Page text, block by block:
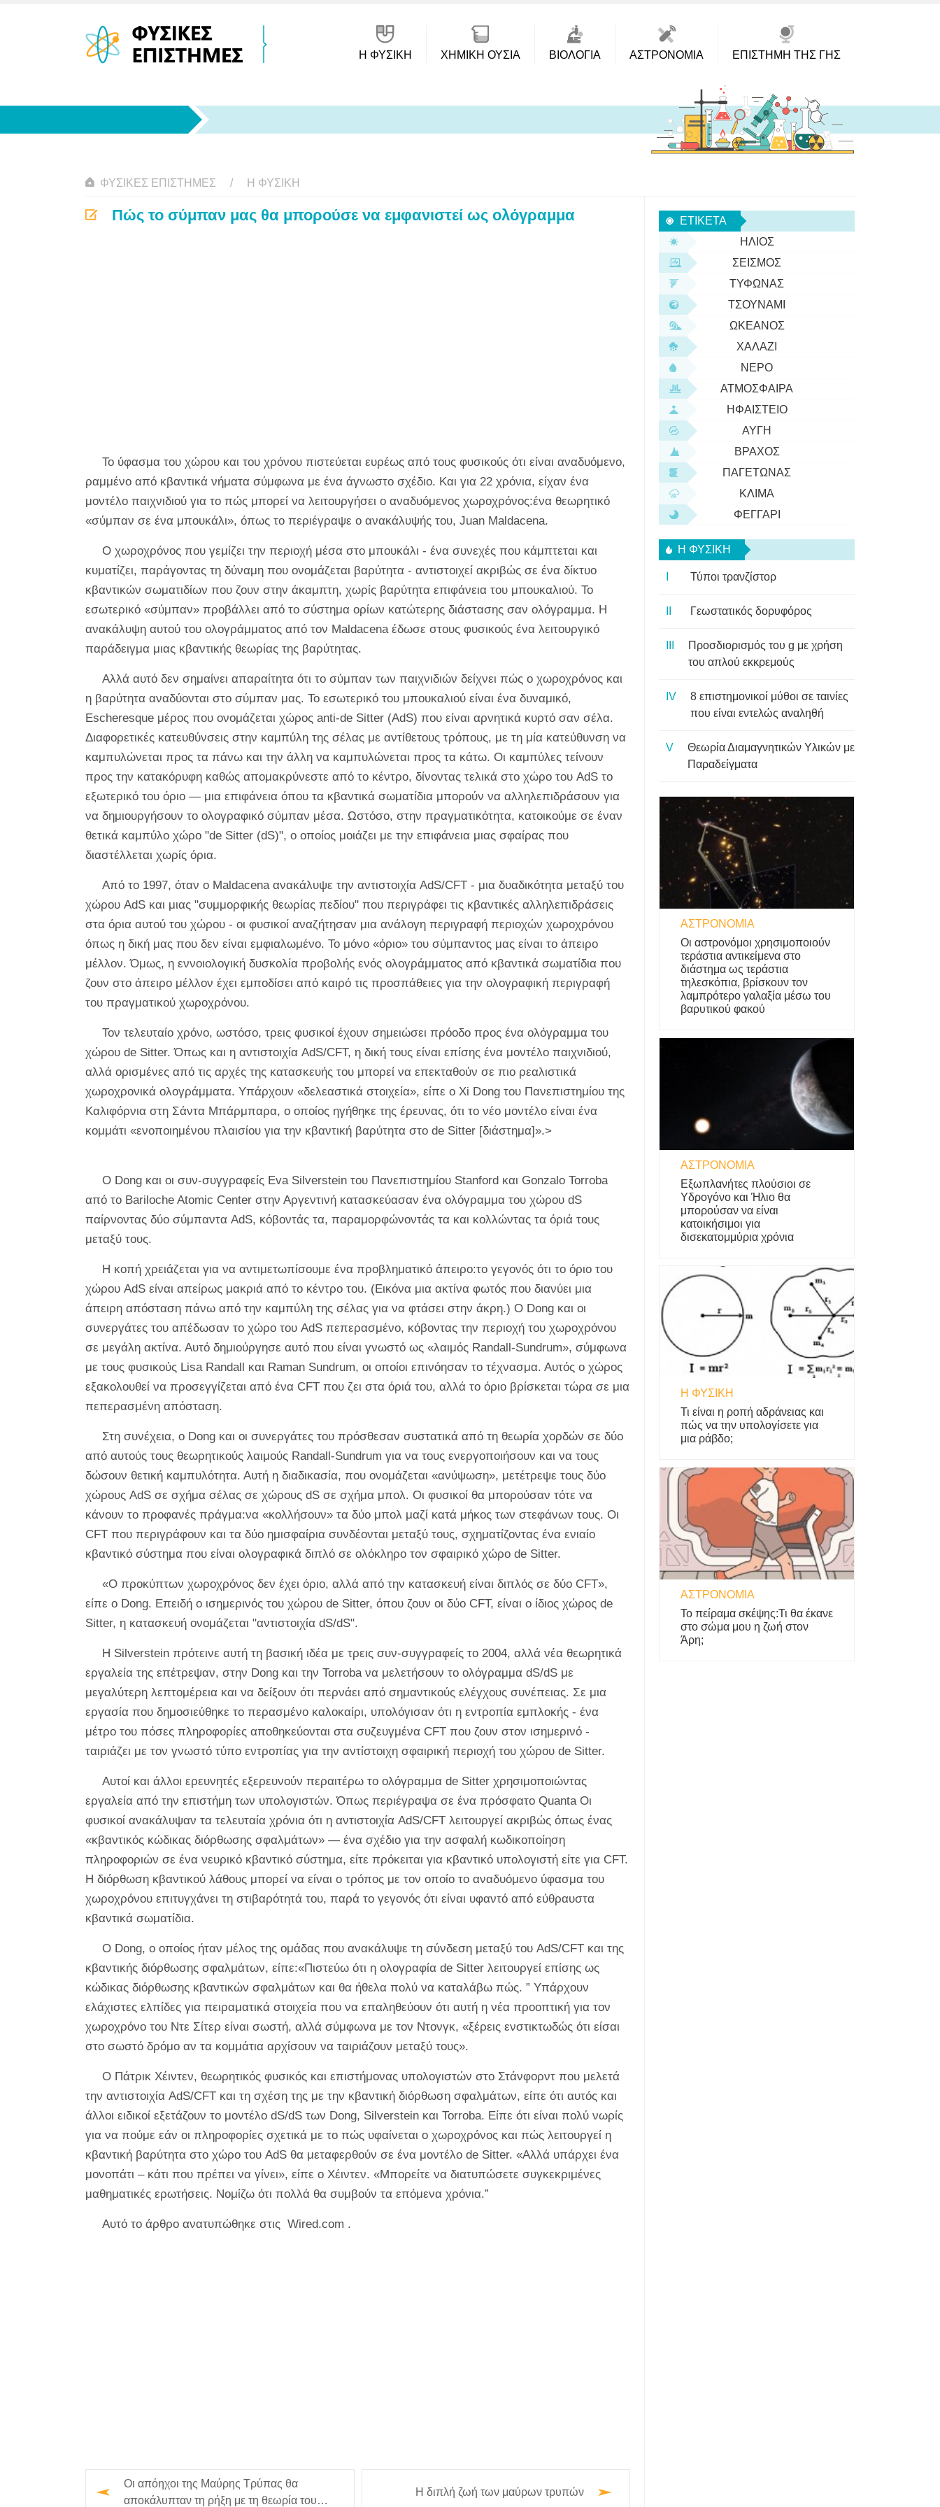
Η ΦΥΣΙΚΗ ΧΗΜΙΚΉ ΟΥΣΊΑ ΒΙΟΛΟΓΊΑ ΑΣΤΡΟΝΟΜΊΑ ΕΠΙΣΤΉΜΗ ΤΗΣ ΓΗΣ
ΦΥΣΙΚΈΣ ΕΠΙΣΤΉΜΕΣ Η ΦΥΣΙΚΗ
Πώς το σύμπαν μας θα μπορούσε να εμφανιστεί ως ολόγραμμα
Το ύφασμα του χώρου και του χρόνου πιστεύεται ευρέως από τους φυσικούς ότι είναι αναδυόμενο,
ραμμένο από κβαντικά νήματα σύμφωνα με ένα άγνωστο σχέδιο. Και για 22 χρόνια, είχαν ένα
μοντέλο παιχνιδιού για το πώς μπορεί να λειτουργήσει ο αναδυόμενος χωροχρόνος:ένα θεωρητικό
«σύμπαν σε ένα μπουκάλι», όπως το περιέγραψε ο ανακάλυψής του, Juan Maldacena.
Ο χωροχρόνος που γεμίζει την περιοχή μέσα στο μπουκάλι - ένα συνεχές που κάμπτεται και
κυματίζει, παράγοντας τη δύναμη που ονομάζεται βαρύτητα - αντιστοιχεί ακριβώς σε ένα δίκτυο
κβαντικών σωματιδίων που ζουν στην άκαμπτη, χωρίς βαρύτητα επιφάνεια του μπουκαλιού. Το
εσωτερικό «σύμπαν» προβάλλει από το σύστημα ορίων κατώτερης διάστασης σαν ολόγραμμα. Η
ανακάλυψη αυτού του ολογράμματος από τον Maldacena έδωσε στους φυσικούς ένα λειτουργικό
παράδειγμα μιας κβαντικής θεωρίας της βαρύτητας.
Αλλά αυτό δεν σημαίνει απαραίτητα ότι το σύμπαν των παιχνιδιών δείχνει πώς ο χωροχρόνος και
η βαρύτητα αναδύονται στο σύμπαν μας. Το εσωτερικό του μπουκαλιού είναι ένα δυναμικό,
Escheresque μέρος που ονομάζεται χώρος anti-de Sitter (AdS) που είναι αρνητικά κυρτό σαν σέλα.
Διαφορετικές κατευθύνσεις στην καμπύλη της σέλας με αντίθετους τρόπους, με τη μία κατεύθυνση να
καμπυλώνεται προς τα πάνω και την άλλη να καμπυλώνεται προς τα κάτω. Οι καμπύλες τείνουν
προς την κατακόρυφη καθώς απομακρύνεστε από το κέντρο, δίνοντας τελικά στο χώρο του AdS το
εξωτερικό του όριο — μια επιφάνεια όπου τα κβαντικά σωματίδια μπορούν να αλληλεπιδράσουν για
να δημιουργήσουν το ολογραφικό σύμπαν μέσα. Ωστόσο, στην πραγματικότητα, κατοικούμε σε έναν
θετικά καμπύλο χώρο "de Sitter (dS)", ο οποίος μοιάζει με την επιφάνεια μιας σφαίρας που
διαστέλλεται χωρίς όρια.
Από το 1997, όταν ο Maldacena ανακάλυψε την αντιστοιχία AdS/CFT - μια δυαδικότητα μεταξύ του
χώρου AdS και μιας "συμμορφικής θεωρίας πεδίου" που περιγράφει τις κβαντικές αλληλεπιδράσεις
στα όρια αυτού του χώρου - οι φυσικοί αναζήτησαν μια ανάλογη περιγραφή περιοχών χωροχρόνου
όπως η δική μας που δεν είναι εμφιαλωμένο. Το μόνο «όριο» του σύμπαντος μας είναι το άπειρο
μέλλον. Όμως, η εννοιολογική δυσκολία προβολής ενός ολογράμματος από κβαντικά σωματίδια που
ζουν στο άπειρο μέλλον έχει εμποδίσει από καιρό τις προσπάθειες για την ολογραφική περιγραφή
του πραγματικού χωροχρόνου.
Τον τελευταίο χρόνο, ωστόσο, τρεις φυσικοί έχουν σημειώσει πρόοδο προς ένα ολόγραμμα του
χώρου de Sitter. Όπως και η αντιστοιχία AdS/CFT, η δική τους είναι επίσης ένα μοντέλο παιχνιδιού,
αλλά ορισμένες από τις αρχές της κατασκευής του μπορεί να επεκταθούν σε πιο ρεαλιστικά
χωροχρονικά ολογράμματα. Υπάρχουν «δελεαστικά στοιχεία», είπε ο Xi Dong του Πανεπιστημίου της
Καλιφόρνια στη Σάντα Μπάρμπαρα, ο οποίος ηγήθηκε της έρευνας, ότι το νέο μοντέλο είναι ένα
κομμάτι «ενοποιημένου πλαισίου για την κβαντική βαρύτητα στο de Sitter [διάστημα]».>
Ο Dong και οι συν-συγγραφείς Eva Silverstein του Πανεπιστημίου Stanford και Gonzalo Torroba
από το Bariloche Atomic Center στην Αργεντινή κατασκεύασαν ένα ολόγραμμα του χώρου dS
παίρνοντας δύο σύμπαντα AdS, κόβοντάς τα, παραμορφώνοντάς τα και κολλώντας τα όριά τους
μεταξύ τους.
Η κοπή χρειάζεται για να αντιμετωπίσουμε ένα προβληματικό άπειρο:το γεγονός ότι το όριο του
χώρου AdS είναι απείρως μακριά από το κέντρο του. (Εικόνα μια ακτίνα φωτός που διανύει μια
άπειρη απόσταση πάνω από την καμπύλη της σέλας για να φτάσει στην άκρη.) Ο Dong και οι
συνεργάτες του απέδωσαν το χώρο του AdS πεπερασμένο, κόβοντας την περιοχή του χωροχρόνου
σε μεγάλη ακτίνα. Αυτό δημιούργησε αυτό που είναι γνωστό ως «λαιμός Randall-Sundrum», σύμφωνα
με τους φυσικούς Lisa Randall και Raman Sundrum, οι οποίοι επινόησαν το τέχνασμα. Αυτός ο χώρος
εξακολουθεί να προσεγγίζεται από ένα CFT που ζει στα όριά του, αλλά το όριο βρίσκεται τώρα σε μια
πεπερασμένη απόσταση.
Στη συνέχεια, ο Dong και οι συνεργάτες του πρόσθεσαν συστατικά από τη θεωρία χορδών σε δύο
από αυτούς τους θεωρητικούς λαιμούς Randall-Sundrum για να τους ενεργοποιήσουν και να τους
δώσουν θετική καμπυλότητα. Αυτή η διαδικασία, που ονομάζεται «ανύψωση», μετέτρεψε τους δύο
χώρους AdS σε σχήμα σέλας σε χώρους dS σε σχήμα μπολ. Οι φυσικοί θα μπορούσαν τότε να
κάνουν το προφανές πράγμα:να «κολλήσουν» τα δύο μπολ μαζί κατά μήκος των στεφάνων τους. Οι
CFT που περιγράφουν και τα δύο ημισφαίρια συνδέονται μεταξύ τους, σχηματίζοντας ένα ενιαίο
κβαντικό σύστημα που είναι ολογραφικά διπλό σε ολόκληρο τον σφαιρικό χώρο de Sitter.
«Ο προκύπτων χωροχρόνος δεν έχει όριο, αλλά από την κατασκευή είναι διπλός σε δύο CFT»,
είπε ο Dong. Επειδή ο ισημερινός του χώρου de Sitter, όπου ζουν οι δύο CFT, είναι ο ίδιος χώρος de
Sitter, η κατασκευή ονομάζεται "αντιστοιχία dS/dS".
Η Silverstein πρότεινε αυτή τη βασική ιδέα με τρεις συν-συγγραφείς το 2004, αλλά νέα θεωρητικά
εργαλεία της επέτρεψαν, στην Dong και την Torroba να μελετήσουν το ολόγραμμα dS/dS με
μεγαλύτερη λεπτομέρεια και να δείξουν ότι περνάει από σημαντικούς ελέγχους συνέπειας. Σε μια
εργασία που δημοσιεύθηκε το περασμένο καλοκαίρι, υπολόγισαν ότι η εντροπία εμπλοκής - ένα
μέτρο του πόσες πληροφορίες αποθηκεύονται στα συζευγμένα CFT που ζουν στον ισημερινό -
ταιριάζει με τον γνωστό τύπο εντροπίας για την αντίστοιχη σφαιρική περιοχή του χώρου de Sitter.
Αυτοί και άλλοι ερευνητές εξερευνούν περαιτέρω το ολόγραμμα de Sitter χρησιμοποιώντας
εργαλεία από την επιστήμη των υπολογιστών. Όπως περιέγραψα σε ένα πρόσφατο QuantaΟι
φυσικοί ανακάλυψαν τα τελευταία χρόνια ότι η αντιστοιχία AdS/CFT λειτουργεί ακριβώς όπως ένας
«κβαντικός κώδικας διόρθωσης σφαλμάτων» — ένα σχέδιο για την ασφαλή κωδικοποίηση
πληροφοριών σε ένα νευρικό κβαντικό σύστημα, είτε πρόκειται για κβαντικό υπολογιστή είτε για CFT.
Η διόρθωση κβαντικού λάθους μπορεί να είναι ο τρόπος με τον οποίο το αναδυόμενο ύφασμα του
χωροχρόνου επιτυγχάνει τη στιβαρότητά του, παρά το γεγονός ότι είναι υφαντό από εύθραυστα
κβαντικά σωματίδια.
Ο Dong, ο οποίος ήταν μέλος της ομάδας που ανακάλυψε τη σύνδεση μεταξύ του AdS/CFT και της
κβαντικής διόρθωσης σφαλμάτων, είπε:«Πιστεύω ότι η ολογραφία de Sitter λειτουργεί επίσης ως
κώδικας διόρθωσης κβαντικών σφαλμάτων και θα ήθελα πολύ να καταλάβω πώς. ” Υπάρχουν
ελάχιστες ελπίδες για πειραματικά στοιχεία που να επαληθεύουν ότι αυτή η νέα προοπτική για τον
χωροχρόνο του Ντε Σίτερ είναι σωστή, αλλά σύμφωνα με τον Ντονγκ, «ξέρεις ενστικτωδώς ότι είσαι
στο σωστό δρόμο αν τα κομμάτια αρχίσουν να ταιριάζουν μεταξύ τους».
Ο Πάτρικ Χέιντεν, θεωρητικός φυσικός και επιστήμονας υπολογιστών στο Στάνφορντ που μελετά
την αντιστοιχία AdS/CFT και τη σχέση της με την κβαντική διόρθωση σφαλμάτων, είπε ότι αυτός και
άλλοι ειδικοί εξετάζουν το μοντέλο dS/dS των Dong, Silverstein και Torroba. Είπε ότι είναι πολύ νωρίς
για να πούμε εάν οι πληροφορίες σχετικά με το πώς υφαίνεται ο χωροχρόνος και πώς λειτουργεί η
κβαντική βαρύτητα στο χώρο του AdS θα μεταφερθούν σε ένα μοντέλο de Sitter. «Αλλά υπάρχει ένα
μονοπάτι – κάτι που πρέπει να γίνει», είπε ο Χέιντεν. «Μπορείτε να διατυπώσετε συγκεκριμένες
μαθηματικές ερωτήσεις. Νομίζω ότι πολλά θα συμβούν τα επόμενα χρόνια.”
Αυτό το άρθρο ανατυπώθηκε στις Wired.com .
Οι απόηχοι της Μαύρης Τρύπας θα
αποκάλυπταν τη ρήξη με τη θεωρία του
Η διπλή ζωή των μαύρων τρυπών
ΕΤΙΚΈΤΑ
ΉΛΙΟΣ
ΣΕΙΣΜΌΣ
ΤΥΦΏΝΑΣ
ΤΣΟΥΝΆΜΙ
ΩΚΕΑΝΌΣ
ΧΑΛΆΖΙ
ΝΕΡΌ
ΑΤΜΌΣΦΑΙΡΑ
ΗΦΑΊΣΤΕΙΟ
ΑΥΓΉ
ΒΡΆΧΟΣ
ΠΑΓΕΤΏΝΑΣ
ΚΛΊΜΑ
ΦΕΓΓΆΡΙ
Η ΦΥΣΙΚΗ
Τύποι τρανζίστορ
Γεωστατικός δορυφόρος
Προσδιορισμός του g με χρήση
του απλού εκκρεμούς
8 επιστημονικοί μύθοι σε ταινίες
που είναι εντελώς αναληθή
Θεωρία Διαμαγνητικών Υλικών με
Παραδείγματα
ΑΣΤΡΟΝΟΜΊΑ
Οι αστρονόμοι χρησιμοποιούν
τεράστια αντικείμενα στο
διάστημα ως τεράστια
τηλεσκόπια, βρίσκουν τον
λαμπρότερο γαλαξία μέσω του
βαρυτικού φακού
ΑΣΤΡΟΝΟΜΊΑ
Εξωπλανήτες πλούσιοι σε
Υδρογόνο και Ήλιο θα
μπορούσαν να είναι
κατοικήσιμοι για
δισεκατομμύρια χρόνια
Η ΦΥΣΙΚΗ
Τι είναι η ροπή αδράνειας και
πώς να την υπολογίσετε για
μια ράβδο;
ΑΣΤΡΟΝΟΜΊΑ
Το πείραμα σκέψης:Τι θα έκανε
στο σώμα μου η ζωή στον
Άρη;